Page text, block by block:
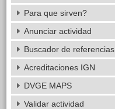
Para que sirven?
Anunciar actividad
Buscador de referencias
Acreditaciones IGN
DVGE MAPS
Validar actividad